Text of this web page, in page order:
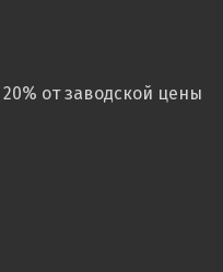
от заводской цены